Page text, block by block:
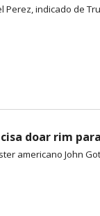
indicado de
doar rim
americano John